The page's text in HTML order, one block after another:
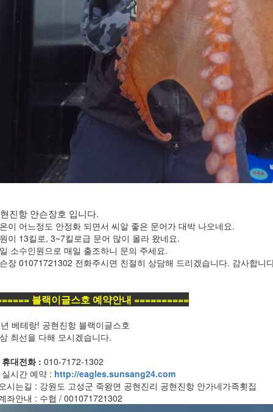
진항 안슨장호 입니다.
이 어느정도 안정화 되면서 씨알 좋은 문어가 대박 나오네요.
이 13킬로, 3~7킬로급 문어 많이 올라 왔네요.
소수인원으로 매일 출조하니 문의 주세요.
장 01071721302 전화주시면 친절히 상담해 드리겠습니다. 감사합니
블랙이글스호 예약안내 ==========
베테랑! 공현진항 블랙이글스호
최선을 다해 모시겠습니다.
대전화 : 010-7172-1302
시간 예약 : http://eagles.sunsang24​.com
시는길 : 강원도 고성군 죽왕면 공현진리 공현진항 안가네가족횟집
좌안내 : 수협 / 001071721302